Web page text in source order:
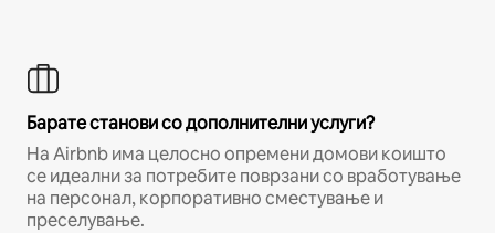
Барате станови со дополнителни услуги?
На Airbnb има целосно опремени домови коишто
се идеални за потребите поврзани со вработување
на персонал, корпоративно сместување и
преселување.